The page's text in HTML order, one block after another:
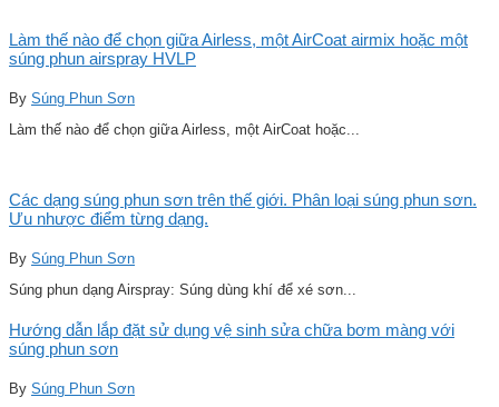
Làm thế nào để chọn giữa Airless, một AirCoat airmix hoặc một
súng phun airspray HVLP
By Súng Phun Sơn
Làm thế nào để chọn giữa Airless, một AirCoat hoặc...
Các dạng súng phun sơn trên thế giới. Phân loại súng phun sơn.
Ưu nhược điểm từng dạng.
By Súng Phun Sơn
Súng phun dạng Airspray: Súng dùng khí để xé sơn...
Hướng dẫn lắp đặt sử dụng vệ sinh sửa chữa bơm màng với
súng phun sơn
By Súng Phun Sơn